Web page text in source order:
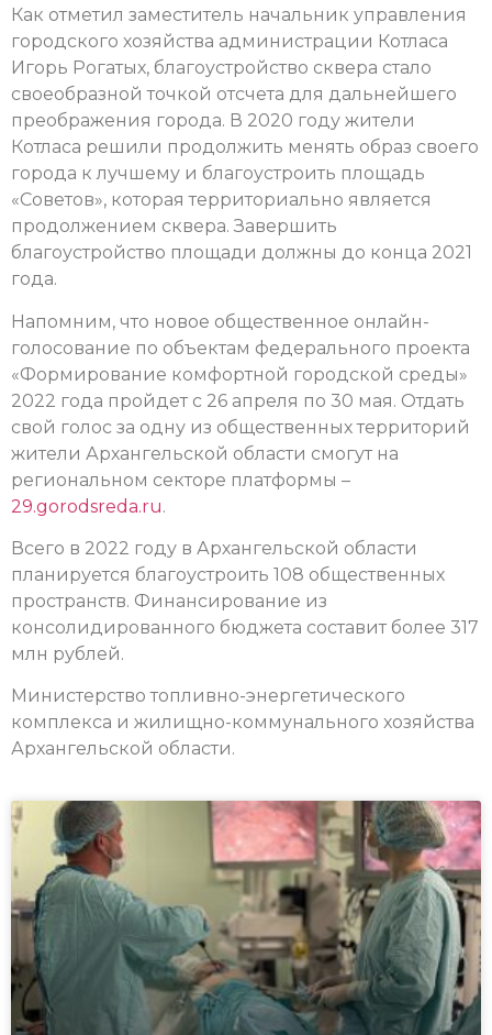
Как отметил заместитель начальник управления
городского хозяйства администрации Котласа
Игорь Рогатых, благоустройство сквера стало
своеобразной точкой отсчета для дальнейшего
преображения города. В 2020 году жители
Котласа решили продолжить менять образ своего
города к лучшему и благоустроить площадь
«Советов», которая территориально является
продолжением сквера. Завершить
благоустройство площади должны до конца 2021
года.
Напомним, что новое общественное онлайн-
голосование по объектам федерального проекта
«Формирование комфортной городской среды»
2022 года пройдет с 26 апреля по 30 мая. Отдать
свой голос за одну из общественных территорий
жители Архангельской области смогут на
региональном секторе платформы –
29.gorodsreda.ru.
Всего в 2022 году в Архангельской области
планируется благоустроить 108 общественных
пространств. Финансирование из
консолидированного бюджета составит более 317
млн рублей.
Министерство топливно-энергетического
комплекса и жилищно-коммунального хозяйства
Архангельской области.